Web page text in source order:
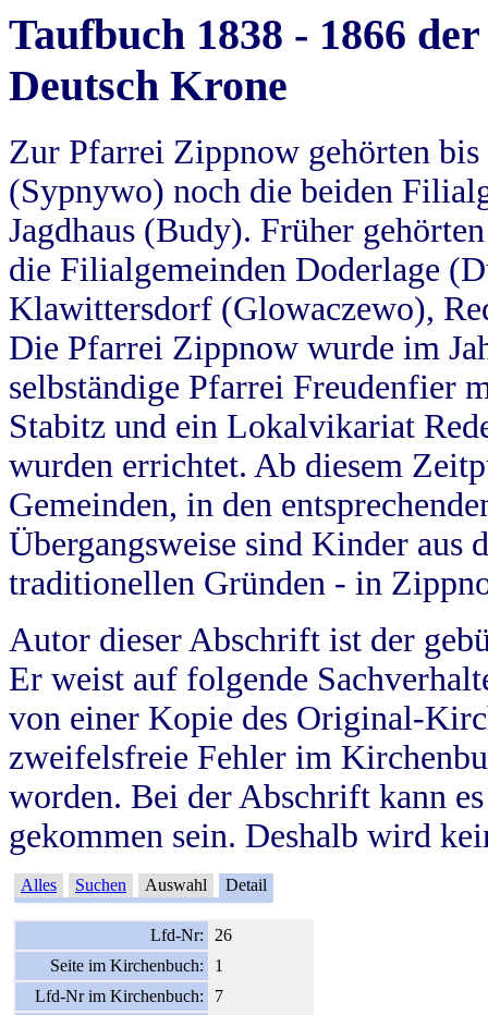
Taufbuch 1838 - 1866
Deutsch Krone
Zur Pfarrei Zippnow gehörten
(Sypnywo) noch die beiden
Jagdhaus (Budy). Früher
die Filialgemeinden Doderlage
Klawittersdorf (Glowaczewo),
Die Pfarrei Zippnow wurde im
selbständige Pfarrei Freudenfier
Stabitz und ein Lokalvikariat
wurden errichtet. Ab diesem
Gemeinden, in den
Übergangsweise sind Kinder aus
traditionellen Gründen - in
Autor dieser Abschrift ist der
Er weist auf folgende
von einer Kopie des Original-
zweifelsfreie Fehler im
worden. Bei der Abschrift kann
gekommen sein. Deshalb wird
Alles Suchen Auswahl Detail
Lfd-Nr:
26
Seite im Kirchenbuch:
1
Lfd-Nr im Kirchenbuch:
7